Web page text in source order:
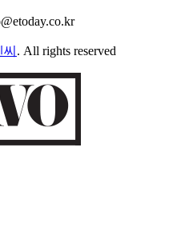
. All rights reserved